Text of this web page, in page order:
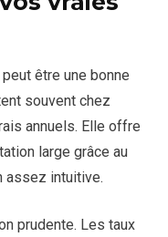
peut être une bonne
souvent chez
annuels. Elle offre
large grâce au
assez intuitive.
prudente. Les taux